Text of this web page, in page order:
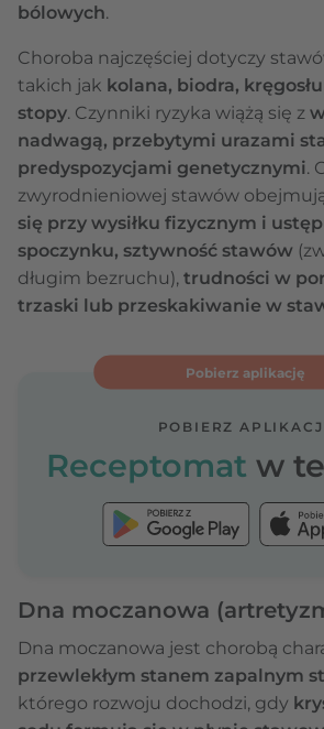
bólowych.
Choroba najczęściej dotyczy
takich jak kolana, biodra,
stopy. Czynniki ryzyka wiążą się z
nadwagą, przebytymi urazami
predyspozycjami genetycznymi.
zwyrodnieniowej stawów
się przy wysiłku fizycznym i
spoczynku, sztywność stawów
długim bezruchu), trudności w
trzaski lub przeskakiwanie w
Pobierz aplikację
POBIERZ
Receptomat w
Dna moczanowa
Dna moczanowa jest chorobą
przewlekłym stanem zapalnym
którego rozwoju dochodzi, gdy